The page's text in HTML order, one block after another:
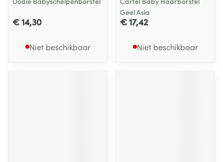
€ 14,30
Niet beschikbaar
Geel Asia
€ 17,42
Niet beschikbaar